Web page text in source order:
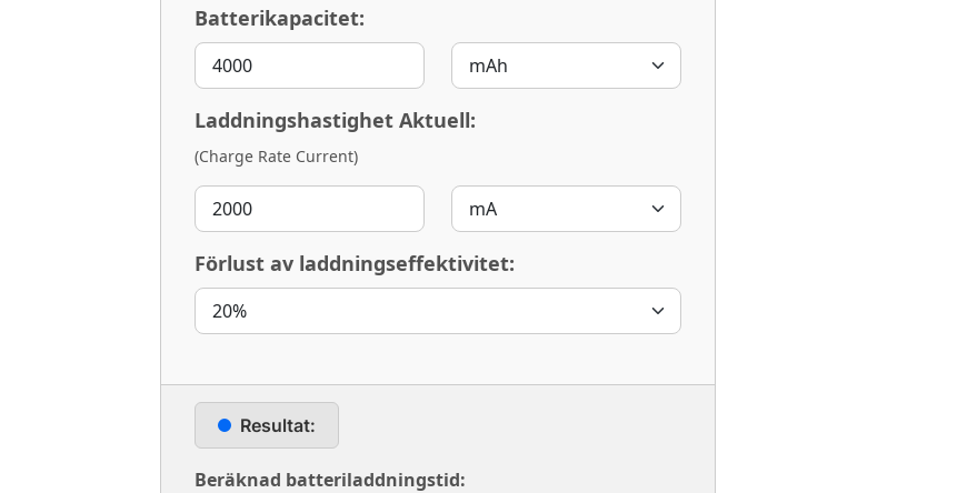
Batterikapacitet:
Laddningshastighet Aktuell:
(Charge Rate Current)
Förlust av laddningseffektivitet:
Resultat:
Beräknad batteriladdningstid: